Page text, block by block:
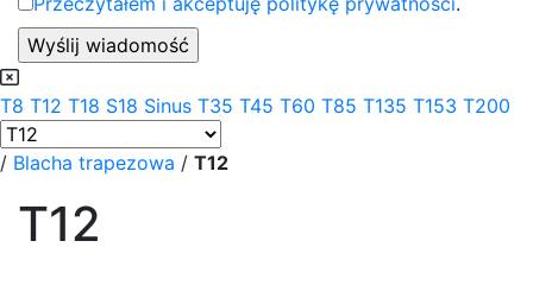
T8 T12 T18 S18 Sinus T35 T45 T60 T85 T135 T153 T200
/ Blacha trapezowa / T12
T12